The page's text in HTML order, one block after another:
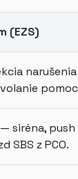
(EZS)
siréna,
SBS z PCO.